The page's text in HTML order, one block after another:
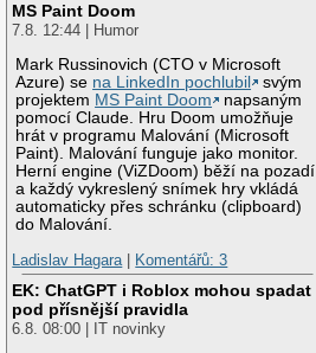
MS Paint Doom
7.8. 12:44 | Humor
Mark Russinovich (CTO v Microsoft
Azure) se na LinkedIn pochlubil
svým
projektem MS Paint Doom
napsaným
pomocí Claude. Hru Doom umožňuje
hrát v programu Malování (Microsoft
Paint). Malování funguje jako monitor.
Herní engine (ViZDoom) běží na pozadí
a každý vykreslený snímek hry vkládá
automaticky přes schránku (clipboard)
do Malování.
Ladislav Hagara
Komentářů: 3
EK: ChatGPT i Roblox mohou spadat
pod přísnější pravidla
6.8. 08:00 | IT novinky